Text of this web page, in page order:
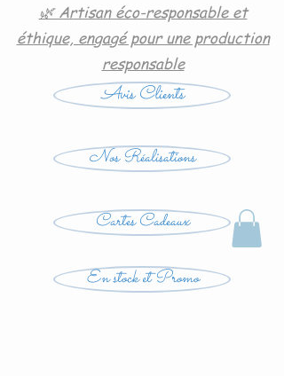
🌿 Artisan éco-responsable et
éthique, engagé pour une production
responsable
Avis Clients
Nos Réalisations
Cartes Cadeaux
En stock et Promo